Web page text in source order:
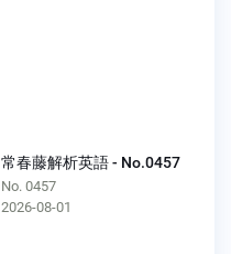
常春藤解析英語 - No.0457
No. 0457
2026-08-01